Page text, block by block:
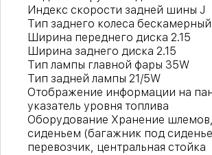
Индекс скорости задней шины J
Тип заднего колеса бескамерный
Ширина переднего диска 2.15
Ширина заднего диска 2.15
Тип лампы главной фары 35W
Тип задней лампы 21/5W
Отображение информации на
указатель уровня топлива
Оборудование Хранение
сиденьем (багажник под
перевозчик, центральная стойка